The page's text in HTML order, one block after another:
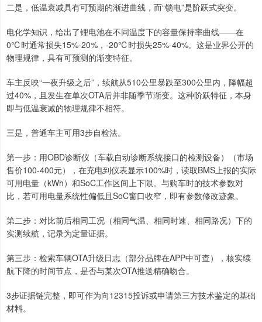
二是，低温衰减具有可预期的渐进曲线，而“锁电”是阶跃式突变。
电化学知识，给出了锂电池在不同温度下的容量保持率曲线——在
0℃时通常损失15%-20%，-20℃时损失25%-40%。这是业界公开的
物理规律，具有可预测的渐变特征。
车主反映“一夜升级之后”，续航从510公里暴跌至300公里内，降幅超
过40%，且发生在单次OTA后并非随季节渐变。这种阶跃特征，本身
即与低温衰减的物理规律不相符。
三是，普通车主可用3步自检法。
第一步：用OBD诊断仪（车载自动诊断系统接口的检测设备）（市场
售价100-400元），在充电到仪表显示100%时，读取BMS上报的实际
可用电量（kWh）和SoC工作区间上下限。与购车时的技术参数对
比，若可用电量系统性偏低且SoC窗口收窄，即有参数修改迹象。
第二步：对比前后相同工况（相同气温、相同时速、相同路况）下的
实测续航，记录为定量证据。
第三步：检索车辆OTA升级日志（部分品牌在APP中可查），核实续
航下降的时间节点，是否与某次OTA推送精确吻合。
3步证据链完整，即可作为向12315投诉或申请第三方技术鉴定的基础
材料。